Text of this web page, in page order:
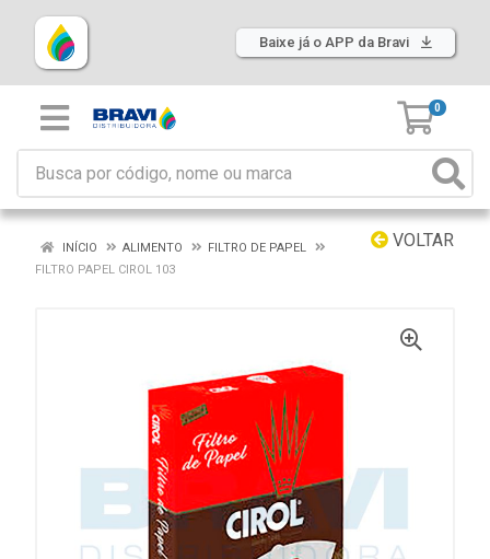
Baixe já o APP da Bravi
0
VOLTAR
INÍCIO ALIMENTO
FILTRO DE PAPEL
FILTRO PAPEL CIROL 103